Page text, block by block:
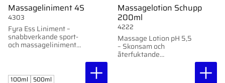
Massageliniment 4S
Fyra Ess Liniment –
snabbverkande sport-
och massageliniment
ml.
4303
100ml 500ml
Massagelotion Schupp
200ml
Massage Lotion pH 5,5
– Skonsam och
återfuktande
4222